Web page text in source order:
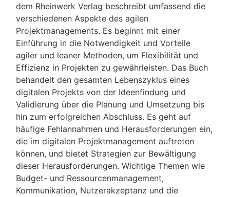
dem Rheinwerk Verlag beschreibt umfassend die
verschiedenen Aspekte des agilen
Projektmanagements. Es beginnt mit einer
Einführung in die Notwendigkeit und Vorteile
agiler und leaner Methoden, um Flexibilität und
Effizienz in Projekten zu gewährleisten. Das Buch
behandelt den gesamten Lebenszyklus eines
digitalen Projekts von der Ideenfindung und
Validierung über die Planung und Umsetzung bis
hin zum erfolgreichen Abschluss. Es geht auf
häufige Fehlannahmen und Herausforderungen ein,
die im digitalen Projektmanagement auftreten
können, und bietet Strategien zur Bewältigung
dieser Herausforderungen. Wichtige Themen wie
Budget- und Ressourcenmanagement,
Kommunikation, Nutzerakzeptanz und die